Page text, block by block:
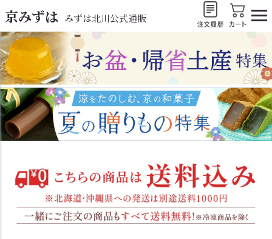
京みずは みずは北川公式通販